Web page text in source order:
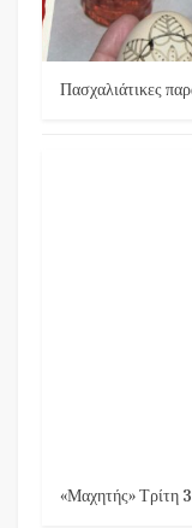
Πασχαλιάτικες
«Μαχητής» Τρίτη